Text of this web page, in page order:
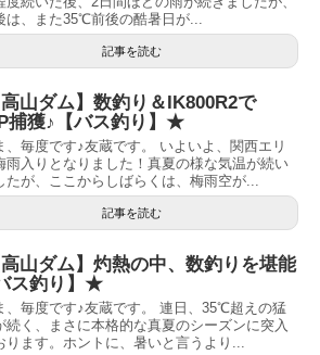
は、また35℃前後の酷暑日が...
記事を読む
山ダム】数釣り＆IK800R2で
捕獲♪【バス釣り】★
、毎度です♪友蔵です。 いよいよ、関西エリ
雨入りとなりました！真夏の様な気温が続い
たが、ここからしばらくは、梅雨空が...
記事を読む
山ダム】灼熱の中、数釣りを堪能
ス釣り】★
、毎度です♪友蔵です。 連日、35℃超えの猛
続く、まさに本格的な真夏のシーズンに突入
ります。ホントに、暑いと言うより...